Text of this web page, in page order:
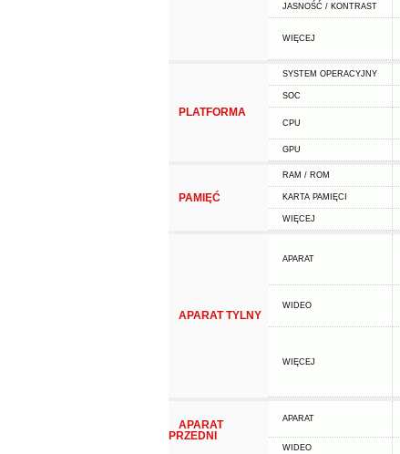
JASNOŚĆ / KONTRAST
WIĘCEJ
PLATFORMA
SYSTEM OPERACYJNY
SOC
CPU
GPU
PAMIĘĆ
RAM / ROM
KARTA PAMIĘCI
WIĘCEJ
APARAT TYLNY
APARAT
WIDEO
WIĘCEJ
APARAT
PRZEDNI
APARAT
WIDEO